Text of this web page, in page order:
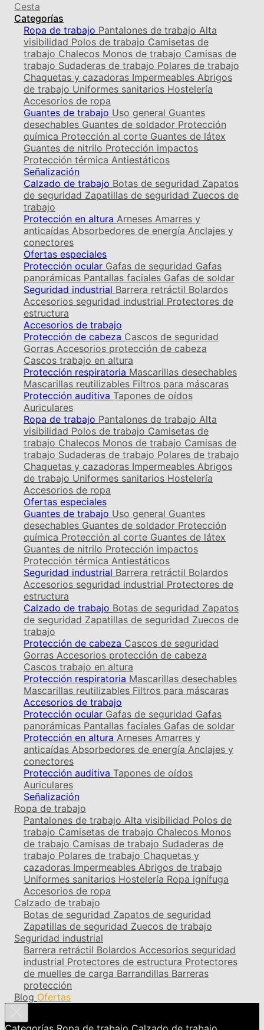
Cesta
Categorías
Ropa de trabajo Pantalones de trabajo Alta
visibilidad Polos de trabajo Camisetas de
trabajo Chalecos Monos de trabajo Camisas de
trabajo Sudaderas de trabajo Polares de trabajo
Chaquetas y cazadoras Impermeables Abrigos
de trabajo Uniformes sanitarios Hostelería
Accesorios de ropa
Guantes de trabajo Uso general Guantes
desechables Guantes de soldador Protección
química Protección al corte Guantes de látex
Guantes de nitrilo Protección impactos
Protección térmica Antiestáticos
Señalización
Calzado de trabajo Botas de seguridad Zapatos
de seguridad Zapatillas de seguridad Zuecos de
trabajo
Protección en altura Arneses Amarres y
anticaídas Absorbedores de energía Anclajes y
conectores
Ofertas especiales
Protección ocular Gafas de seguridad Gafas
panorámicas Pantallas faciales Gafas de soldar
Seguridad industrial Barrera retráctil Bolardos
Accesorios seguridad industrial Protectores de
estructura
Accesorios de trabajo
Protección de cabeza Cascos de seguridad
Gorras Accesorios protección de cabeza
Cascos trabajo en altura
Protección respiratoria Mascarillas desechables
Mascarillas reutilizables Filtros para máscaras
Protección auditiva Tapones de oídos
Auriculares
Ropa de trabajo Pantalones de trabajo Alta
visibilidad Polos de trabajo Camisetas de
trabajo Chalecos Monos de trabajo Camisas de
trabajo Sudaderas de trabajo Polares de trabajo
Chaquetas y cazadoras Impermeables Abrigos
de trabajo Uniformes sanitarios Hostelería
Accesorios de ropa
Ofertas especiales
Guantes de trabajo Uso general Guantes
desechables Guantes de soldador Protección
química Protección al corte Guantes de látex
Guantes de nitrilo Protección impactos
Protección térmica Antiestáticos
Seguridad industrial Barrera retráctil Bolardos
Accesorios seguridad industrial Protectores de
estructura
Calzado de trabajo Botas de seguridad Zapatos
de seguridad Zapatillas de seguridad Zuecos de
trabajo
Protección de cabeza Cascos de seguridad
Gorras Accesorios protección de cabeza
Cascos trabajo en altura
Protección respiratoria Mascarillas desechables
Mascarillas reutilizables Filtros para máscaras
Accesorios de trabajo
Protección ocular Gafas de seguridad Gafas
panorámicas Pantallas faciales Gafas de soldar
Protección en altura Arneses Amarres y
anticaídas Absorbedores de energía Anclajes y
conectores
Protección auditiva Tapones de oídos
Auriculares
Señalización
Ropa de trabajo
Pantalones de trabajo Alta visibilidad Polos de
trabajo Camisetas de trabajo Chalecos Monos
de trabajo Camisas de trabajo Sudaderas de
trabajo Polares de trabajo Chaquetas y
cazadoras Impermeables Abrigos de trabajo
Uniformes sanitarios Hostelería Ropa ignífuga
Accesorios de ropa
Calzado de trabajo
Botas de seguridad Zapatos de seguridad
Zapatillas de seguridad Zuecos de trabajo
Seguridad industrial
Barrera retráctil Bolardos Accesorios seguridad
industrial Protectores de estructura Protectores
de muelles de carga Barrandillas Barreras
protección
Blog Ofertas